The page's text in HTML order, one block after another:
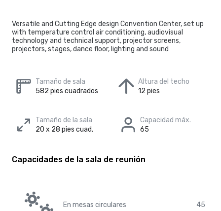
Versatile and Cutting Edge design Convention Center, set up
with temperature control air conditioning, audiovisual
technology and technical support, projector screens,
projectors, stages, dance floor, lighting and sound
Tamaño de sala
582 pies cuadrados
Altura del techo
12 pies
Tamaño de la sala
20 x 28 pies cuad.
Capacidad máx.
65
Capacidades de la sala de reunión
En mesas circulares 45